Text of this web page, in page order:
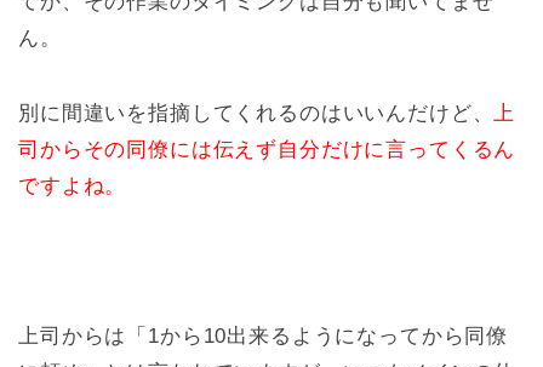
ん。
別に間違いを指摘してくれるのはいいんだけど、
上
司からその同僚には伝えず自分だけに言ってくるん
ですよね。
上司からは「1から10出来るようになってから同僚